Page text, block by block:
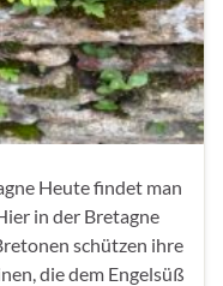
Heute findet man
in der Bretagne
schützen ihre
die dem Engelsüß